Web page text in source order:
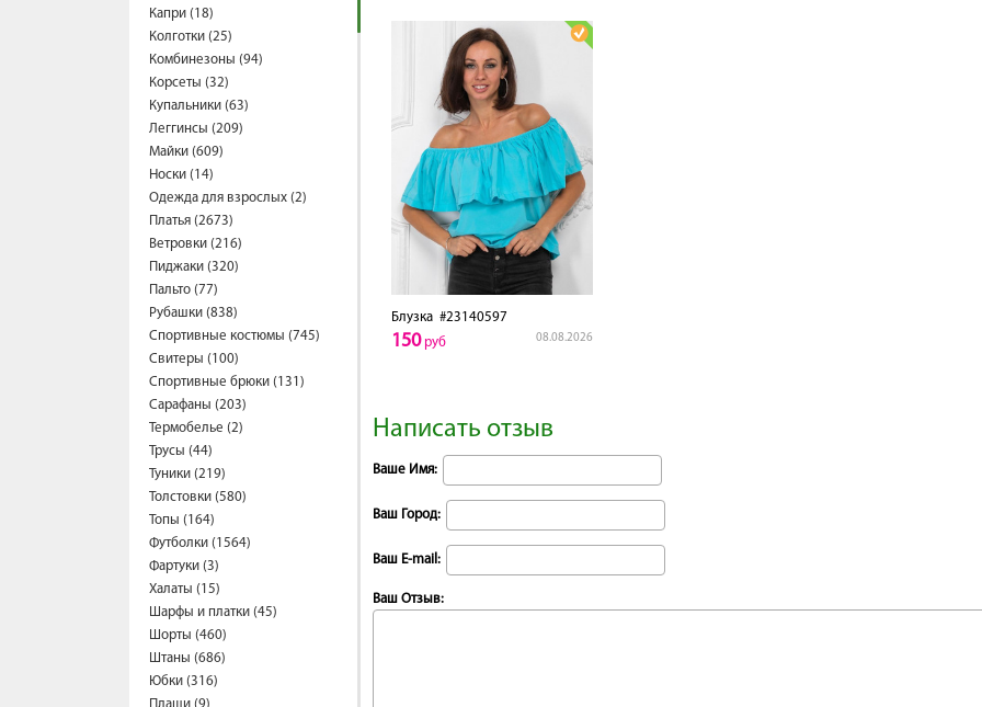
Капри (18)
Колготки (25)
Комбинезоны (94)
Корсеты (32)
Купальники (63)
Леггинсы (209)
Майки (609)
Носки (14)
Одежда для взрослых (2)
Платья (2673)
Ветровки (216)
Пиджаки (320)
Пальто (77)
Рубашки (838)
Спортивные костюмы (745)
Свитеры (100)
Спортивные брюки (131)
Сарафаны (203)
Термобелье (2)
Трусы (44)
Туники (219)
Толстовки (580)
Топы (164)
Футболки (1564)
Фартуки (3)
Халаты (15)
Шарфы и платки (45)
Шорты (460)
Штаны (686)
Юбки (316)
Блузка #23140597
08.08.2026
150руб
Написать отзыв
Ваше Имя:
Ваш Город:
Ваш E-mail:
Ваш Отзыв: